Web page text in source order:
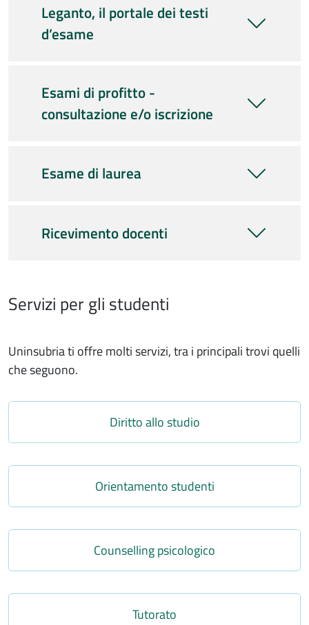
Leganto, il portale dei testi
d’esame
Esami di profitto -
consultazione e/o iscrizione
Esame di laurea
Ricevimento docenti
Servizi per gli studenti
Uninsubria ti offre molti servizi, tra i principali trovi quelli
che seguono.
Diritto allo studio
Orientamento studenti
Counselling psicologico
Tutorato